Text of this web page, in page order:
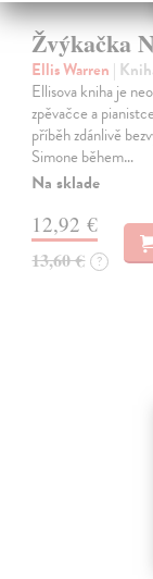
Žvýkačka
Ellis Warren |
Ellisova kniha je
zpěvačce a
příběh zdánlivě
Simone během…
Na sklade
12,92 €
13,60 € ?